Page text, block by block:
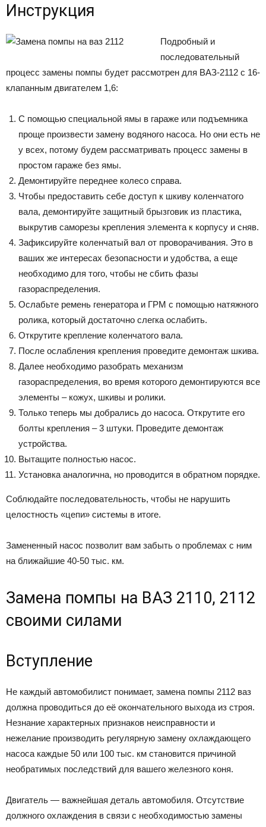
Инструкция
Подробный и
последовательный
процесс замены помпы будет рассмотрен для ВАЗ-2112 с 16-
клапанным двигателем 1,6:
С помощью специальной ямы в гараже или подъемника
проще произвести замену водяного насоса. Но они есть не
у всех, потому будем рассматривать процесс замены в
простом гараже без ямы.
Демонтируйте переднее колесо справа.
Чтобы предоставить себе доступ к шкиву коленчатого
вала, демонтируйте защитный брызговик из пластика,
выкрутив саморезы крепления элемента к корпусу и сняв.
Зафиксируйте коленчатый вал от проворачивания. Это в
ваших же интересах безопасности и удобства, а еще
необходимо для того, чтобы не сбить фазы
газораспределения.
Ослабьте ремень генератора и ГРМ с помощью натяжного
ролика, который достаточно слегка ослабить.
Открутите крепление коленчатого вала.
После ослабления крепления проведите демонтаж шкива.
Далее необходимо разобрать механизм
газораспределения, во время которого демонтируются все
элементы – кожух, шкивы и ролики.
Только теперь мы добрались до насоса. Открутите его
болты крепления – 3 штуки. Проведите демонтаж
устройства.
Вытащите полностью насос.
Установка аналогична, но проводится в обратном порядке.
Соблюдайте последовательность, чтобы не нарушить
целостность «цепи» системы в итоге.
Замененный насос позволит вам забыть о проблемах с ним
на ближайшие 40-50 тыс. км.
Замена помпы на ВАЗ 2110, 2112
своими силами
Вступление
Не каждый автомобилист понимает, замена помпы 2112 ваз
должна проводиться до её окончательного выхода из строя.
Незнание характерных признаков неисправности и
нежелание производить регулярную замену охлаждающего
насоса каждые 50 или 100 тыс. км становится причиной
необратимых последствий для вашего железного коня.
Двигатель — важнейшая деталь автомобиля. Отсутствие
должного охлаждения в связи с необходимостью замены